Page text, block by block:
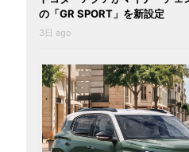
の「GR SPORT」を新設定
3日 ago